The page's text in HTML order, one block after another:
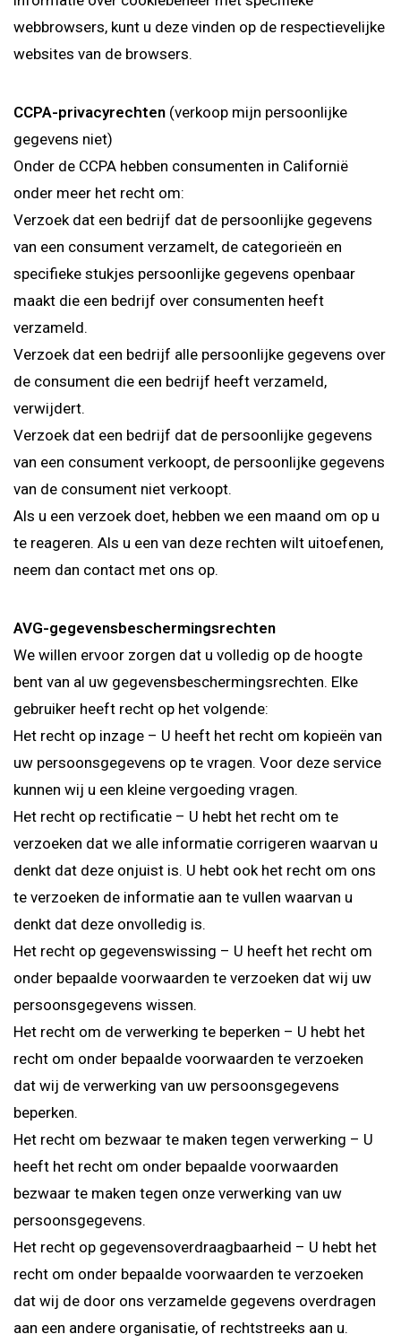
webbrowsers, kunt u deze vinden op de respectievelijke
websites van de browsers.
CCPA-privacyrechten (verkoop mijn persoonlijke
gegevens niet)
Onder de CCPA hebben consumenten in Californië
onder meer het recht om:
Verzoek dat een bedrijf dat de persoonlijke gegevens
van een consument verzamelt, de categorieën en
specifieke stukjes persoonlijke gegevens openbaar
maakt die een bedrijf over consumenten heeft
verzameld.
Verzoek dat een bedrijf alle persoonlijke gegevens over
de consument die een bedrijf heeft verzameld,
verwijdert.
Verzoek dat een bedrijf dat de persoonlijke gegevens
van een consument verkoopt, de persoonlijke gegevens
van de consument niet verkoopt.
Als u een verzoek doet, hebben we een maand om op u
te reageren. Als u een van deze rechten wilt uitoefenen,
neem dan contact met ons op.
AVG-gegevensbeschermingsrechten
We willen ervoor zorgen dat u volledig op de hoogte
bent van al uw gegevensbeschermingsrechten. Elke
gebruiker heeft recht op het volgende:
Het recht op inzage – U heeft het recht om kopieën van
uw persoonsgegevens op te vragen. Voor deze service
kunnen wij u een kleine vergoeding vragen.
Het recht op rectificatie – U hebt het recht om te
verzoeken dat we alle informatie corrigeren waarvan u
denkt dat deze onjuist is. U hebt ook het recht om ons
te verzoeken de informatie aan te vullen waarvan u
denkt dat deze onvolledig is.
Het recht op gegevenswissing – U heeft het recht om
onder bepaalde voorwaarden te verzoeken dat wij uw
persoonsgegevens wissen.
Het recht om de verwerking te beperken – U hebt het
recht om onder bepaalde voorwaarden te verzoeken
dat wij de verwerking van uw persoonsgegevens
beperken.
Het recht om bezwaar te maken tegen verwerking – U
heeft het recht om onder bepaalde voorwaarden
bezwaar te maken tegen onze verwerking van uw
persoonsgegevens.
Het recht op gegevensoverdraagbaarheid – U hebt het
recht om onder bepaalde voorwaarden te verzoeken
dat wij de door ons verzamelde gegevens overdragen
aan een andere organisatie, of rechtstreeks aan u.